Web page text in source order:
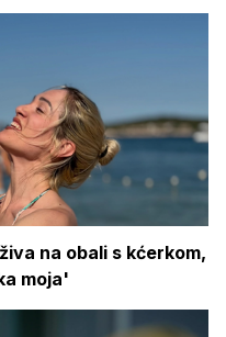
na obali s kćerkom,
moja'